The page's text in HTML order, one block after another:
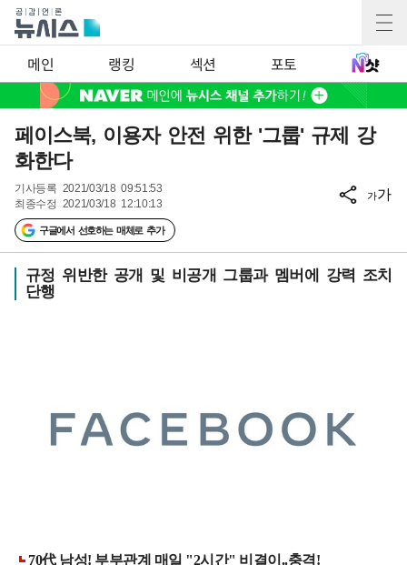
메인 랭킹 섹션 포토
페이스북, 이용자 안전 위한 '그룹' 규제 강
화한다
기사등록 2021/03/18 09:51:53
최종수정 2021/03/18 12:10:13
구글에서 선호하는 매체로 추가
가가
규정 위반한 공개 및 비공개 그룹과 멤버에 강력 조치
단행